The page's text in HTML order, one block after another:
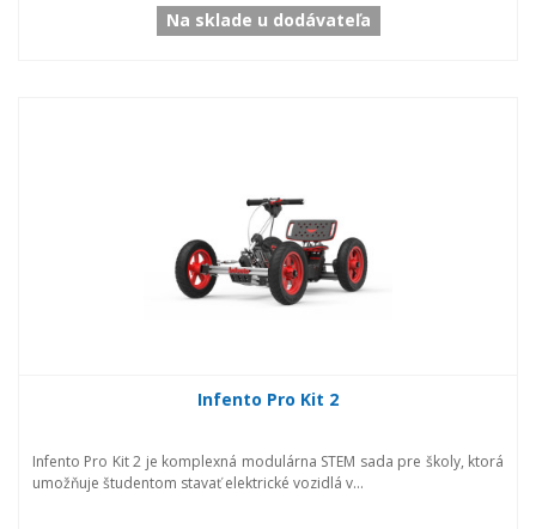
Na sklade u dodávateľa
Infento Pro Kit 2
Infento Pro Kit 2 je komplexná modulárna STEM sada pre školy, ktorá
umožňuje študentom stavať elektrické vozidlá v...